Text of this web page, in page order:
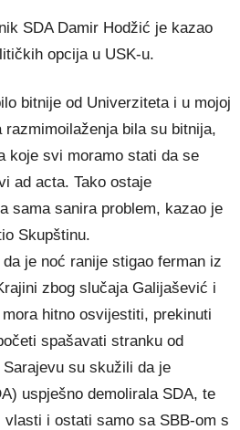
SDA Damir Hodžić je kazao
opcija u USK-u.
bitnije od Univerziteta i u mojoj
bila su bitnija,
koje svi moramo stati da se
ad acta. Tako ostaje
sama sanira problem, kazao je
Skupštinu.
je noć ranije stigao ferman iz
zbog slučaja Galijašević i
hitno osvijestiti, prekinuti
spašavati stranku od
su skužili da je
uspješno demolirala SDA, te
i ostati samo sa SBB-om s